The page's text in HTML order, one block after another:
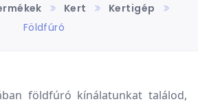
Kert
Kertigép
Földfúró
földfúró kínálatunkat találod,